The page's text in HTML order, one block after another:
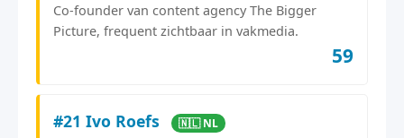
Co-founder van content agency The Bigger
Picture, frequent zichtbaar in vakmedia.
59
#21 Ivo Roefs 🇳🇱 NL